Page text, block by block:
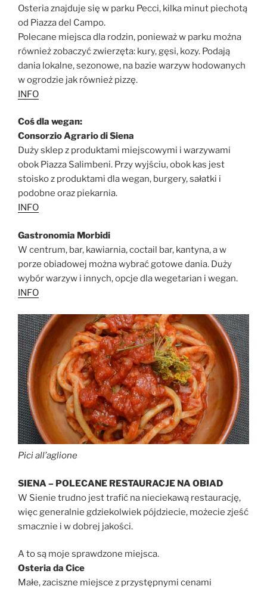
Osteria znajduje się w parku Pecci, kilka minut piechotą
od Piazza del Campo.
Polecane miejsca dla rodzin, ponieważ w parku można
również zobaczyć zwierzęta: kury, gęsi, kozy. Podają
dania lokalne, sezonowe, na bazie warzyw hodowanych
w ogrodzie jak również pizzę.
INFO
Coś dla wegan:
Consorzio Agrario di Siena
Duży sklep z produktami miejscowymi i warzywami
obok Piazza Salimbeni. Przy wyjściu, obok kas jest
stoisko z produktami dla wegan, burgery, sałatki i
podobne oraz piekarnia.
INFO
Gastronomia Morbidi
W centrum, bar, kawiarnia, coctail bar, kantyna, a w
porze obiadowej można wybrać gotowe dania. Duży
wybór warzyw i innych, opcje dla wegetarian i wegan.
INFO
Pici all’aglione
SIENA – POLECANE RESTAURACJE NA OBIAD
W Sienie trudno jest trafić na nieciekawą restaurację,
więc generalnie gdziekolwiek pójdziecie, możecie zjeść
smacznie i w dobrej jakości.
A to są moje sprawdzone miejsca.
Osteria da Cice
Małe, zaciszne miejsce z przystępnymi cenami